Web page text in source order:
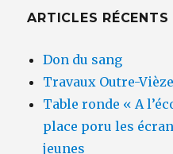
ARTICLES RÉCENTS
Don du sang
Travaux Outre-Vièze
Table ronde « A
place poru les
jeunes